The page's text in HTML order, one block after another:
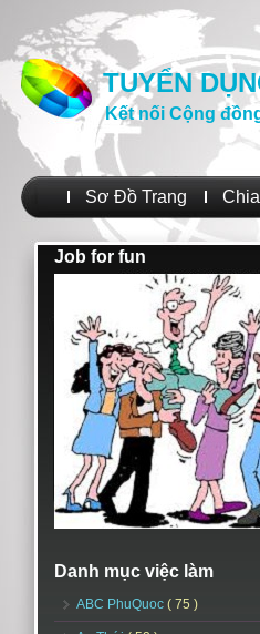
TUYỂN
Kết nối Cộng
Sơ Đồ Trang
Job for fun
Danh mục việc làm
ABC PhuQuoc ( 75 )